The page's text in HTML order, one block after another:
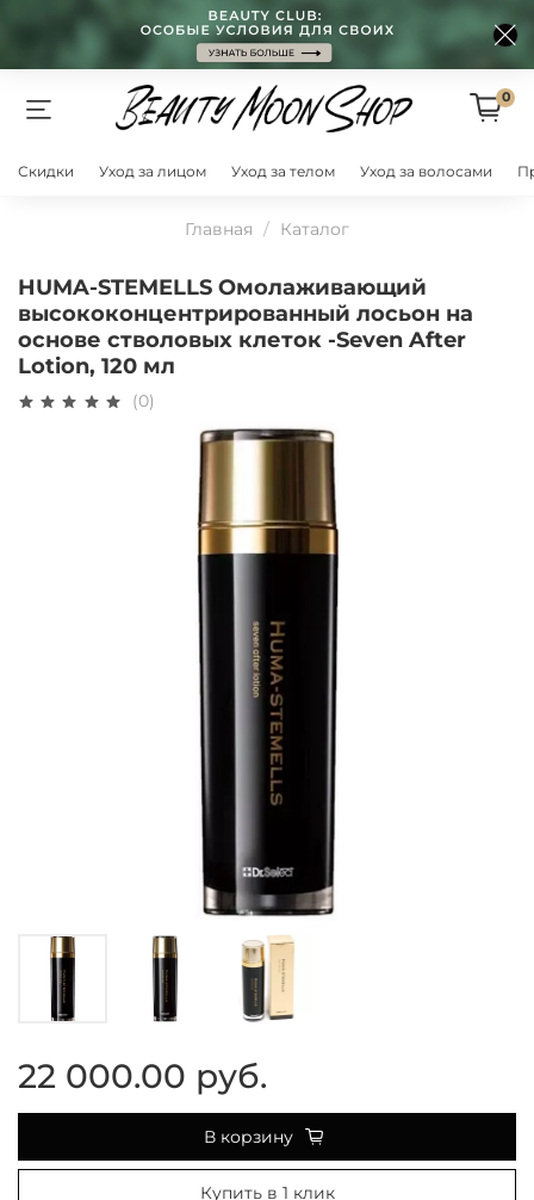
0
Скидки Уход за лицом Уход за телом Уход за волосами
Главная Каталог
HUMA-STEMELLS Омолаживающий
высококонцентрированный лосьон на
основе стволовых клеток -Seven After
Lotion, 120 мл
(0)
22 000.00 руб.
В корзину
Купить в 1 клик